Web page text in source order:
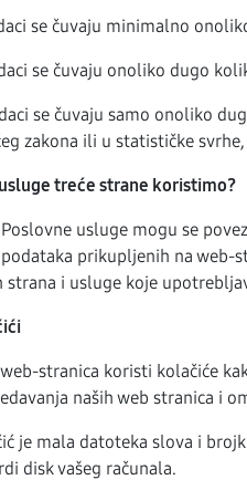
se čuvaju minimalno
se čuvaju onoliko dugo
se čuvaju samo onoliko
zakona ili u statističke
treće strane koristimo?
Poslovne usluge mogu se
prikupljenih na web-
strana i usluge koje
web-stranica koristi kolačiće
naših web stranica i
je mala datoteka slova i
disk vašeg računala.